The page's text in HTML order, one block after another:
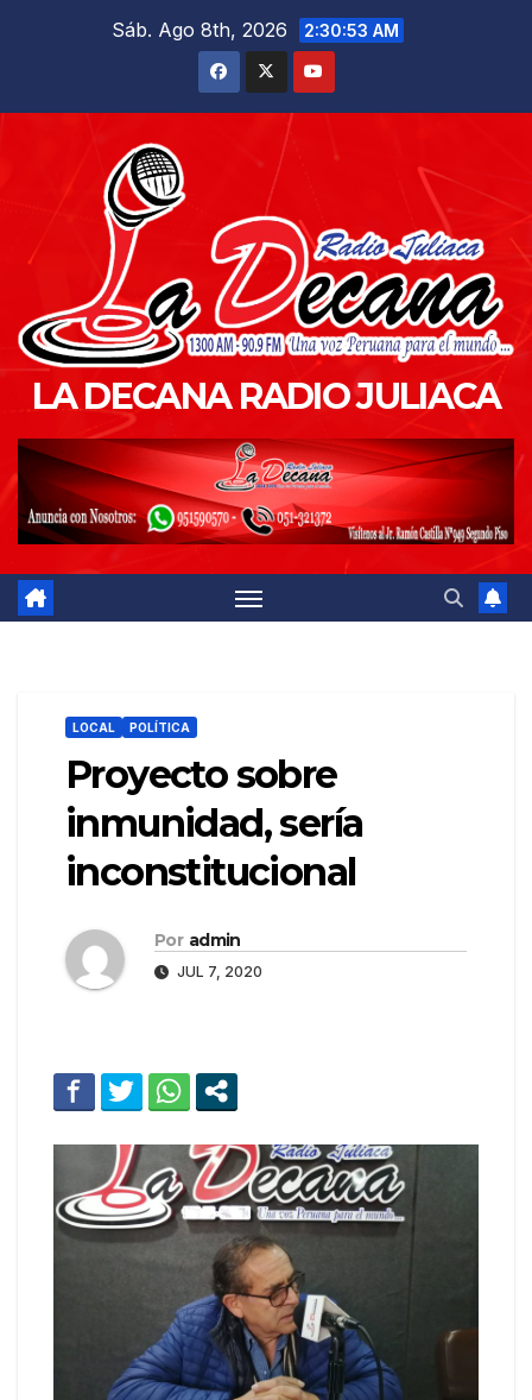
Sáb. Ago 8th, 2026 2:30:54 AM
LA DECANA RADIO JULIACA
LOCAL POLÍTICA
Proyecto sobre
inmunidad, sería
inconstitucional
Por admin
JUL 7, 2020